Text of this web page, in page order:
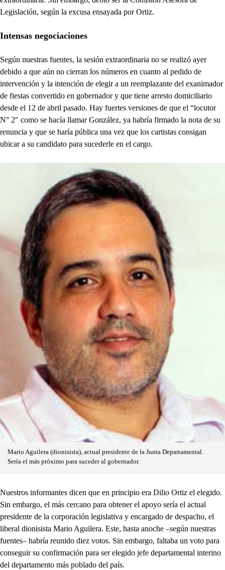
Legislación, según la excusa ensayada por Ortiz.
Intensas negociaciones
Según nuestras fuentes, la sesión extraordinaria no se realizó ayer
debido a que aún no cierran los números en cuanto al pedido de
intervención y la intención de elegir a un reemplazante del exanimador
de fiestas convertido en gobernador y que tiene arresto domiciliario
desde el 12 de abril pasado. Hay fuertes versiones de que el “locutor
N° 2″ como se hacía llamar González, ya habría firmado la nota de su
renuncia y que se haría pública una vez que los cartistas consigan
ubicar a su candidato para sucederle en el cargo.
Mario Aguilera (dionisista), actual presidente de la Junta Departamental.
Sería el más próximo para suceder al gobernador.
Nuestros informantes dicen que en principio era Dilio Ortiz el elegido.
Sin embargo, el más cercano para obtener el apoyo sería el actual
presidente de la corporación legislativa y encargado de despacho, el
liberal dionisista Mario Aguilera. Este, hasta anoche –según nuestras
fuentes– habría reunido diez votos. Sin embargo, faltaba un voto para
conseguir su confirmación para ser elegido jefe departamental interino
del departamento más poblado del país.